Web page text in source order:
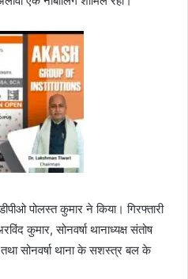
पोलस्त कुमार ने किया। गिरफ्तारी
कुमार, सोनवर्षा थानाध्यक्ष संतोष
सोनवर्षा थाना के सशस्त्र बल के